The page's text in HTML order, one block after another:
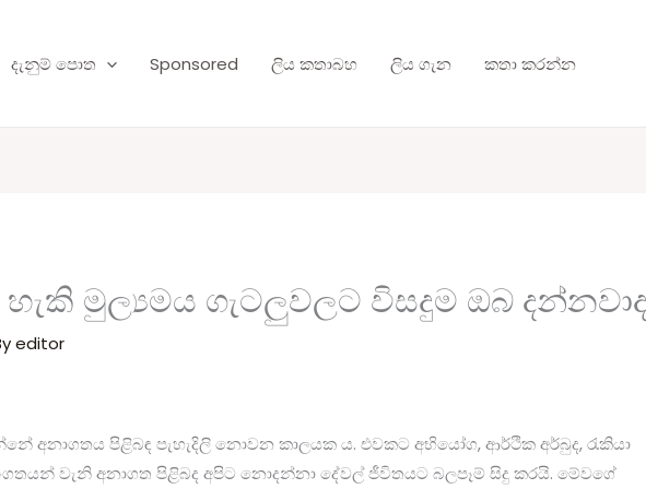
දැනුම් පොත Sponsored ලිය කතාබහ ලිය ගැන කතා කරන්න
මුල්‍යමය ගැටලුවලට විසදුම ඔබ
editor
අනාගතය පිළිබඳ පැහැදිලි නොවන කාලයක ය. එවකට අභියෝග, ආර්ථික අර්බුද, රැකියා
වැනි අනාගත පිළිබද අපිට නොදන්නා දේවල් ජීවිතයට බලපෑම් සිදු කරයි. මේවගේ